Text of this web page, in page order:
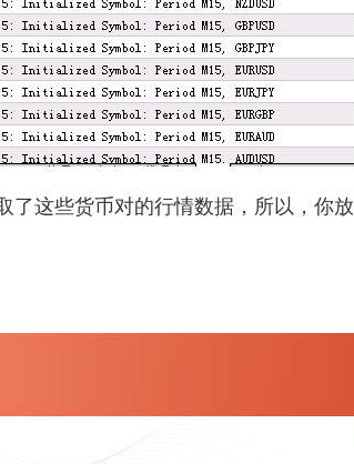
了这些货币对的行情数据，所以，你放